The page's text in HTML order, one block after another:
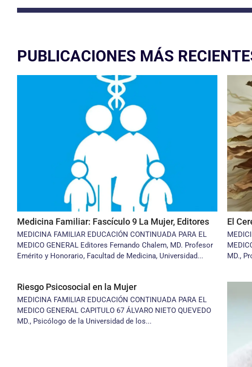
PUBLICACIONES MÁS
Medicina Familiar: Fascículo 9 La Mujer, Editores
MEDICINA FAMILIAR EDUCACIÓN CONTINUADA PARA EL
MEDICO GENERAL Editores Fernando Chalem, MD. Profesor
Emérito y Honorario, Facultad de Medicina, Universidad...
El
MD.,
Riesgo Psicosocial en la Mujer
MEDICINA FAMILIAR EDUCACIÓN CONTINUADA PARA EL
MEDICO GENERAL CAPITULO 67 ÁLVARO NIETO QUEVEDO
MD., Psicólogo de la Universidad de los...